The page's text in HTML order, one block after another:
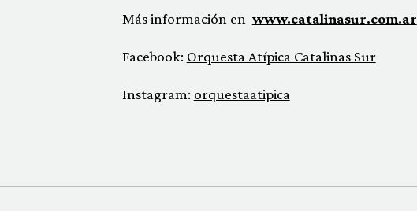
Más información en www.catalinasur.com.ar
Facebook: Orquesta Atípica Catalinas Sur
Instagram: orquestaatipica